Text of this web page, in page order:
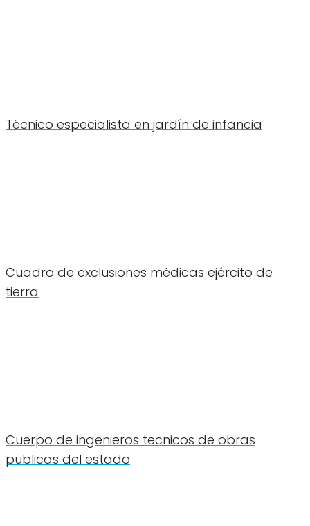
Técnico especialista en jardín de infancia
Cuadro de exclusiones médicas ejército de
tierra
Cuerpo de ingenieros tecnicos de obras
publicas del estado